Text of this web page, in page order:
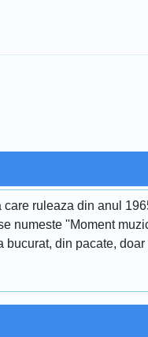
care ruleaza din anul
numeste ''Moment
bucurat, din pacate,